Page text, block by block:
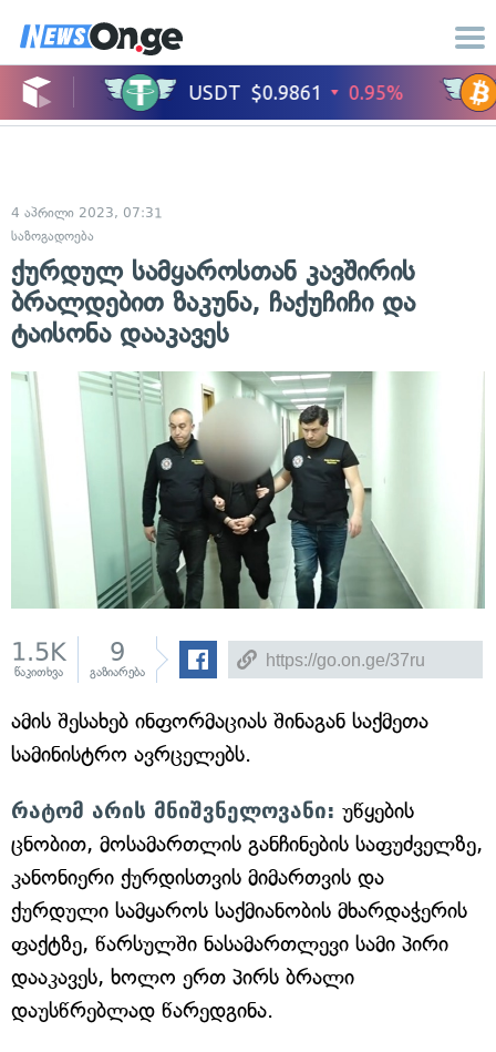
4 აპრილი 2023, 07:31
საზოგადოება
ქურდულ სამყაროსთან კავშირის
ბრალდებით ზაკუნა, ჩაქუჩიჩი და
ტაისონა დააკავეს
1.5K
წაკითხვა
9
გაზიარება
ამის შესახებ ინფორმაციას შინაგან საქმეთა
სამინისტრო ავრცელებს.
რატომ არის მნიშვნელოვანი: უწყების
ცნობით, მოსამართლის განჩინების საფუძველზე,
კანონიერი ქურდისთვის მიმართვის და
ქურდული სამყაროს საქმიანობის მხარდაჭერის
ფაქტზე, წარსულში ნასამართლევი სამი პირი
დააკავეს, ხოლო ერთ პირს ბრალი
დაუსწრებლად წარედგინა.